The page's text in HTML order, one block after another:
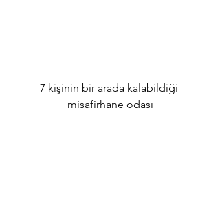
7 kişinin bir arada kalabildiği
misafirhane odası